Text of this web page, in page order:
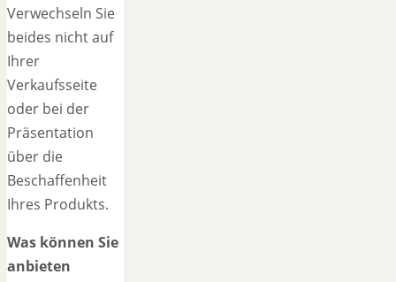
Verwechseln Sie
beides nicht auf
Ihrer
Verkaufsseite
oder bei der
Präsentation
über die
Beschaffenheit
Ihres Produkts.
Was können Sie
anbieten